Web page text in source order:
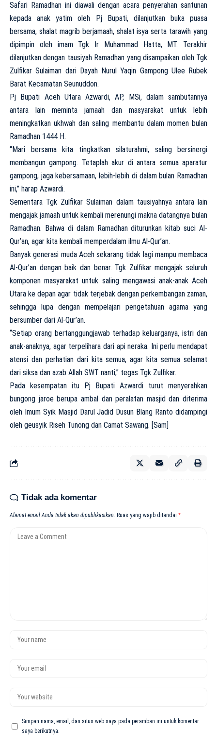
Safari Ramadhan ini diawali dengan acara penyerahan santunan
kepada anak yatim oleh Pj Bupati, dilanjutkan buka puasa
bersama, shalat magrib berjamaah, shalat isya serta tarawih yang
dipimpin oleh imam Tgk Ir Muhammad Hatta, MT. Terakhir
dilanjutkan dengan tausiyah Ramadhan yang disampaikan oleh Tgk
Zulfikar Sulaiman dari Dayah Nurul Yaqin Gampong Ulee Rubek
Barat Kecamatan Seunuddon.
Pj Bupati Aceh Utara Azwardi, AP, MSi, dalam sambutannya
antara lain meminta jamaah dan masyarakat untuk lebih
meningkatkan ukhwah dan saling membantu dalam momen bulan
Ramadhan 1444 H.
“Mari bersama kita tingkatkan silaturahmi, saling bersinergi
membangun gampong. Tetaplah akur di antara semua aparatur
gampong, jaga kebersamaan, lebih-lebih di dalam bulan Ramadhan
ini,” harap Azwardi.
Sementara Tgk Zulfikar Sulaiman dalam tausiyahnya antara lain
mengajak jamaah untuk kembali merenungi makna datangnya bulan
Ramadhan. Bahwa di dalam Ramadhan diturunkan kitab suci Al-
Qur’an, agar kita kembali memperdalam ilmu Al-Qur’an.
Banyak generasi muda Aceh sekarang tidak lagi mampu membaca
Al-Qur’an dengan baik dan benar. Tgk Zulfikar mengajak seluruh
komponen masyarakat untuk saling mengawasi anak-anak Aceh
Utara ke depan agar tidak terjebak dengan perkembangan zaman,
sehingga lupa dengan mempelajari pengetahuan agama yang
bersumber dari Al-Qur’an.
“Setiap orang bertanggungjawab terhadap keluarganya, istri dan
anak-anaknya, agar terpelihara dari api neraka. Ini perlu mendapat
atensi dan perhatian dari kita semua, agar kita semua selamat
dari siksa dan azab Allah SWT nanti,” tegas Tgk Zulfikar.
Pada kesempatan itu Pj Bupati Azwardi turut menyerahkan
bungong jaroe berupa ambal dan peralatan masjid dan diterima
oleh Imum Syik Masjid Darul Jadid Dusun Blang Ranto didampingi
oleh geusyik Riseh Tunong dan Camat Sawang. [Sam]
Tidak ada komentar
Alamat email Anda tidak akan dipublikasikan. Ruas yang wajib ditandai *
Simpan nama, email, dan situs web saya pada peramban ini untuk komentar
saya berikutnya.